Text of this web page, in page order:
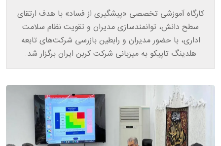
کارگاه آموزشی تخصصی «پیشگیری از فساد» با هدف ارتقای
سطح دانش، توانمندسازی مدیران و تقویت نظام سلامت
اداری، با حضور مدیران و رابطین بازرسی شرکت‌های تابعه
هلدینگ تاپیکو به میزبانی شرکت کربن ایران برگزار شد.